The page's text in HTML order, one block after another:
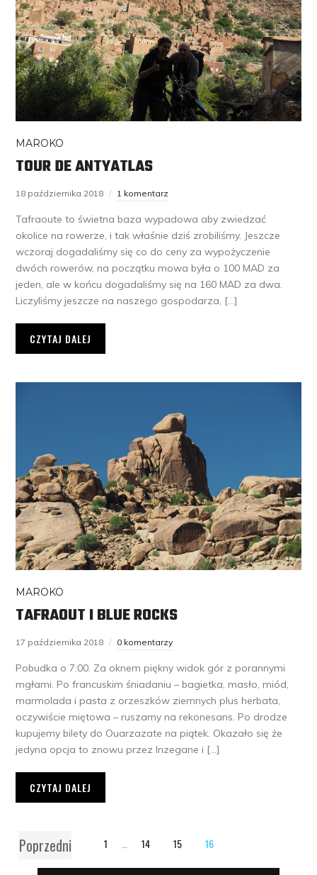
MAROKO
TOUR DE ANTYATLAS
18 października 2018 1 komentarz
Tafraoute to świetna baza wypadowa aby zwiedzać
okolice na rowerze, i tak właśnie dziś zrobiliśmy. Jeszcze
wczoraj dogadaliśmy się co do ceny za wypożyczenie
dwóch rowerów, na początku mowa była o 100 MAD za
jeden, ale w końcu dogadaliśmy się na 160 MAD za dwa.
Liczyliśmy jeszcze na naszego gospodarza, […]
CZYTAJ DALEJ
MAROKO
TAFRAOUT I BLUE ROCKS
17 października 2018 0 komentarzy
Pobudka o 7:00. Za oknem piękny widok gór z porannymi
mgłami. Po francuskim śniadaniu – bagietka, masło, miód,
marmolada i pasta z orzeszków ziemnych plus herbata,
oczywiście miętowa – ruszamy na rekonesans. Po drodze
kupujemy bilety do Ouarzazate na piątek. Okazało się że
jedyna opcja to znowu przez Inzegane i […]
CZYTAJ DALEJ
Poprzedni 1 … 14 15 16